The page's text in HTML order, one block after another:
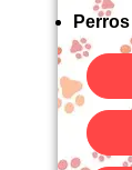
Perros